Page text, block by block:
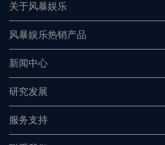
关于风暴娱乐
风暴娱乐热销产品
新闻中心
研究发展
服务支持